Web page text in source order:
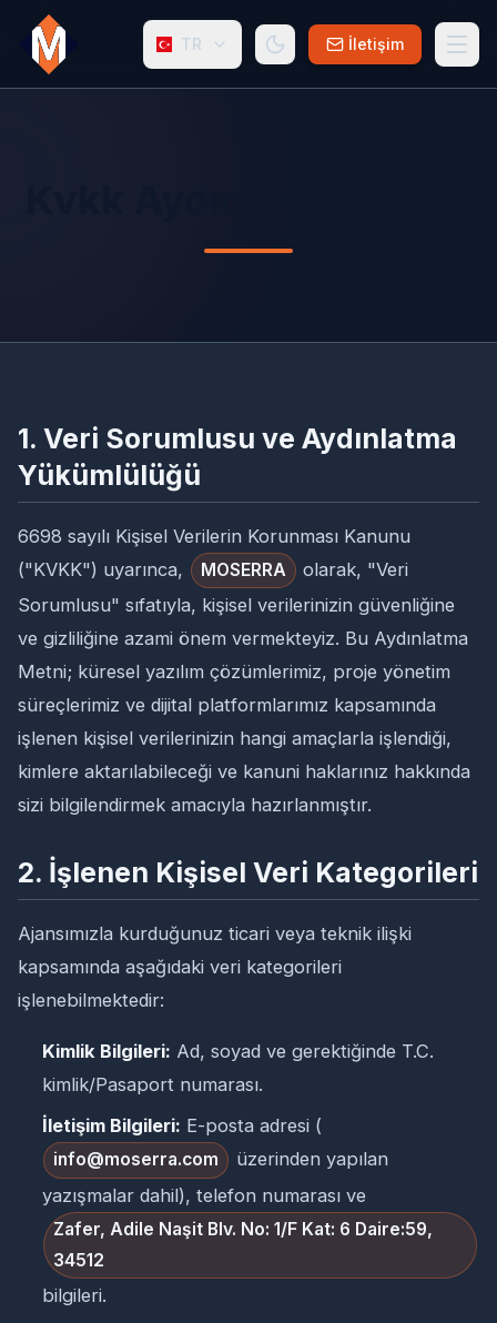
TR İletişim
1. Veri Sorumlusu ve Aydınlatma
Yükümlülüğü
6698 sayılı Kişisel Verilerin Korunması Kanunu
("KVKK") uyarınca,
MOSERRA
olarak, "Veri
Sorumlusu" sıfatıyla, kişisel verilerinizin güvenliğine
ve gizliliğine azami önem vermekteyiz. Bu Aydınlatma
Metni; küresel yazılım çözümlerimiz, proje yönetim
süreçlerimiz ve dijital platformlarımız kapsamında
işlenen kişisel verilerinizin hangi amaçlarla işlendiği,
kimlere aktarılabileceği ve kanuni haklarınız hakkında
sizi bilgilendirmek amacıyla hazırlanmıştır.
2. İşlenen Kişisel Veri Kategorileri
Ajansımızla kurduğunuz ticari veya teknik ilişki
kapsamında aşağıdaki veri kategorileri
işlenebilmektedir:
Kimlik Bilgileri: Ad, soyad ve gerektiğinde T.C.
kimlik/Pasaport numarası.
İletişim Bilgileri: E-posta adresi (
info@moserra.com
üzerinden yapılan
yazışmalar dahil), telefon numarası ve
Zafer, Adile Naşit Blv. No: 1/F Kat: 6 Daire:59,
34512
bilgileri.